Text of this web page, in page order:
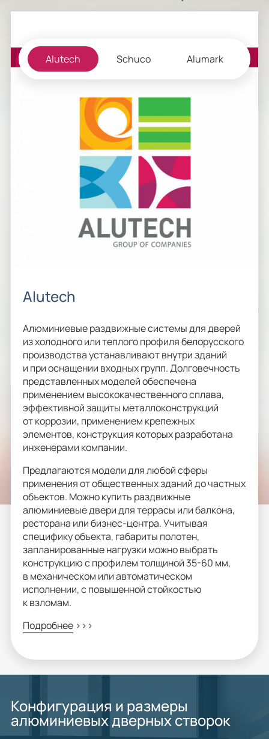
Alutech Schuco Alumark
Alutech
Алюминиевые раздвижные системы для дверей
из холодного или теплого профиля белорусского
производства устанавливают внутри зданий
и при оснащении входных групп. Долговечность
представленных моделей обеспечена
применением высококачественного сплава,
эффективной защиты металлоконструкций
от коррозии, применением крепежных
элементов, конструкция которых разработана
инженерами компании.
Предлагаются модели для любой сферы
применения от общественных зданий до частных
объектов. Можно купить раздвижные
алюминиевые двери для террасы или балкона,
ресторана или бизнес-центра. Учитывая
специфику объекта, габариты полотен,
запланированные нагрузки можно выбрать
конструкцию с профилем толщиной 35-60 мм,
в механическом или автоматическом
исполнении, с повышенной стойкостью
к взломам.
Подробнее>>>
Конфигурация и размеры
алюминиевых дверных створок